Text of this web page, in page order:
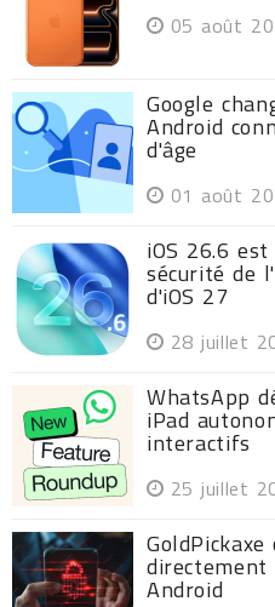
05 août
Google
Android
d'âge
01 août
iOS 26.6
sécurité de
d'iOS 27
28 juillet
WhatsApp
iPad
interactifs
25 juillet
Android